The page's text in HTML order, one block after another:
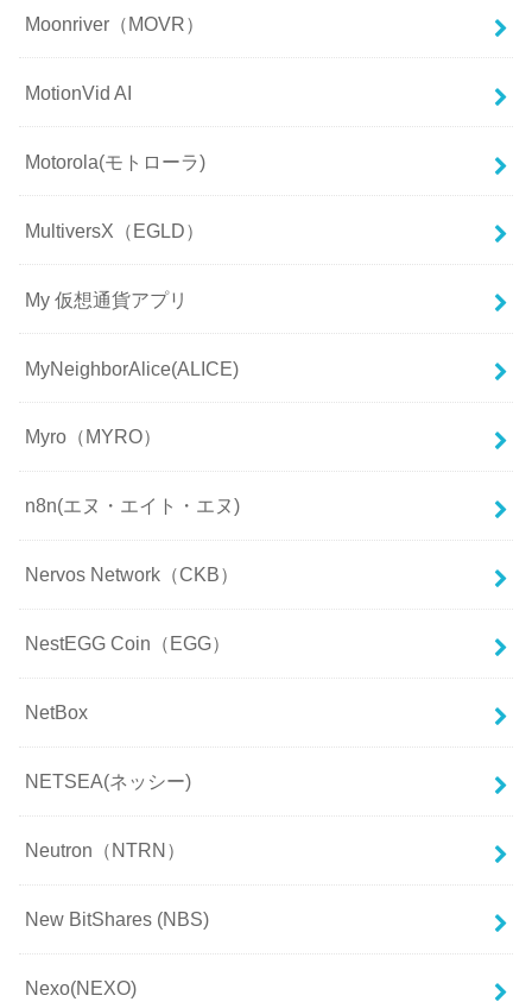
Moonriver（MOVR）
MotionVid AI
Motorola(モトローラ)
MultiversX（EGLD）
My 仮想通貨アプリ
MyNeighborAlice(ALICE)
Myro（MYRO）
n8n(エヌ・エイト・エヌ)
Nervos Network（CKB）
NestEGG Coin（EGG）
NetBox
NETSEA(ネッシー)
Neutron（NTRN）
New BitShares (NBS)
Nexo(NEXO)